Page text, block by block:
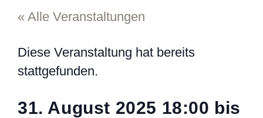
« Alle Veranstaltungen
Diese Veranstaltung hat bereits
stattgefunden.
31. August 2025 18:00 bis